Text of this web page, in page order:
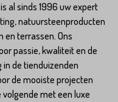
al sinds 1996 uw expert
natuursteenproducten
en terrassen. Ons
passie, kwaliteit en de
in de tienduizenden
de mooiste projecten
met een luxe